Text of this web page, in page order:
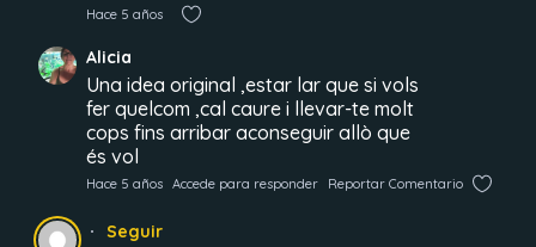
Hace 5 años
Alicia
Una idea original ,estar lar que si vols
fer quelcom ,cal caure i llevar-te molt
cops fins arribar aconseguir allò que
és vol
Hace 5 años Accede para responder Reportar Comentario
Seguir